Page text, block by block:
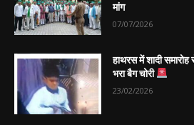
मांग
07/07/2026
हाथरस में शादी
भरा बैग चोरी
23/02/2026